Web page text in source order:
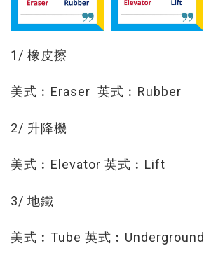
1/ 橡皮擦
美式︰Eraser 英式︰Rubber
2/ 升降機
美式︰Elevator 英式︰Lift
3/ 地鐵
美式︰Tube 英式︰Underground